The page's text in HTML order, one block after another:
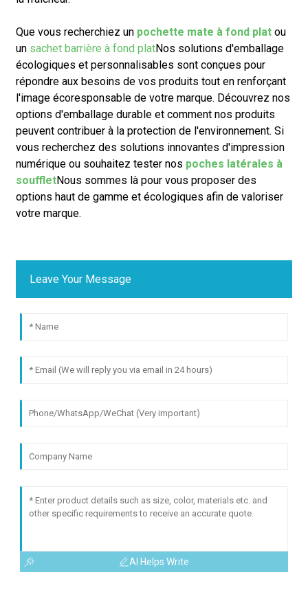
Que vous recherchiez unpochette mate à fond platou
un sachet barrière à fond platNos solutions d'emballage
écologiques et personnalisables sont conçues pour
répondre aux besoins de vos produits tout en renforçant
l'image écoresponsable de votre marque. Découvrez nos
options d'emballage durable et comment nos produits
peuvent contribuer à la protection de l'environnement. Si
vous recherchez des solutions innovantes d'impression
numérique ou souhaitez tester nos poches latérales à
souffletNous sommes là pour vous proposer des
options haut de gamme et écologiques afin de valoriser
votre marque.
Leave Your Message
AI Helps Write